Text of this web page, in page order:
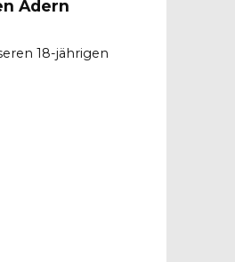
Adern
18-jährigen